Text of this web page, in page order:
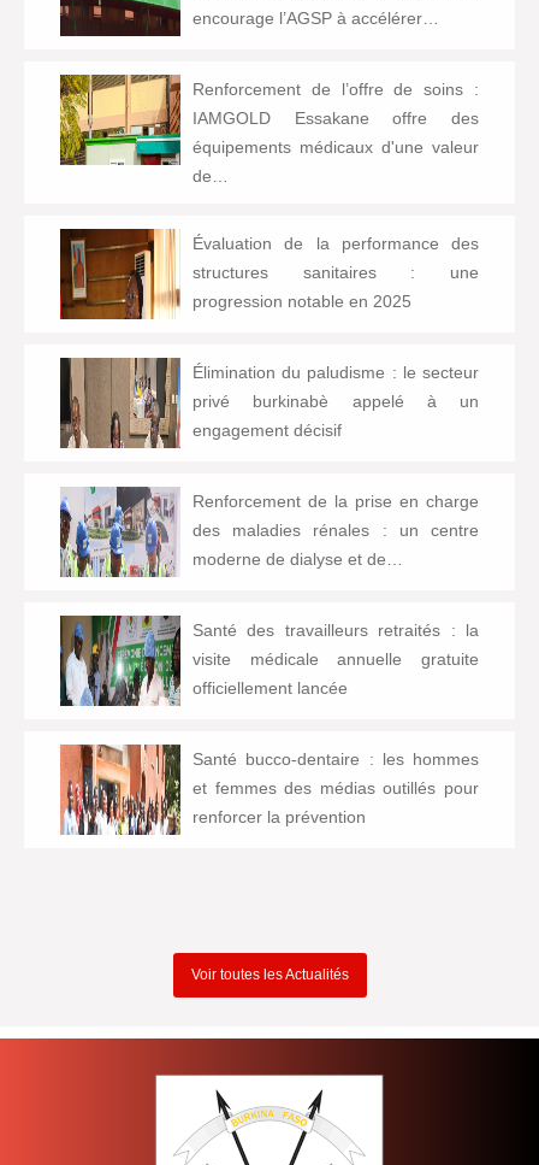
encourage l’AGSP à accélérer…
Renforcement de l’offre de soins :
IAMGOLD Essakane offre des
équipements médicaux d'une valeur
de…
Évaluation de la performance des
structures sanitaires : une
progression notable en 2025
Élimination du paludisme : le secteur
privé burkinabè appelé à un
engagement décisif
Renforcement de la prise en charge
des maladies rénales : un centre
moderne de dialyse et de…
Santé des travailleurs retraités : la
visite médicale annuelle gratuite
officiellement lancée
Santé bucco-dentaire : les hommes
et femmes des médias outillés pour
renforcer la prévention
Voir toutes les Actualités